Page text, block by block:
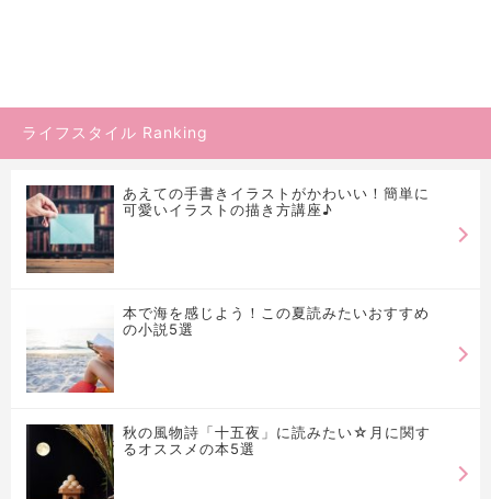
ライフスタイル Ranking
あえての手書きイラストがかわいい！簡単に
可愛いイラストの描き方講座♪
本で海を感じよう！この夏読みたいおすすめ
の小説5選
秋の風物詩「十五夜」に読みたい☆月に関す
るオススメの本5選